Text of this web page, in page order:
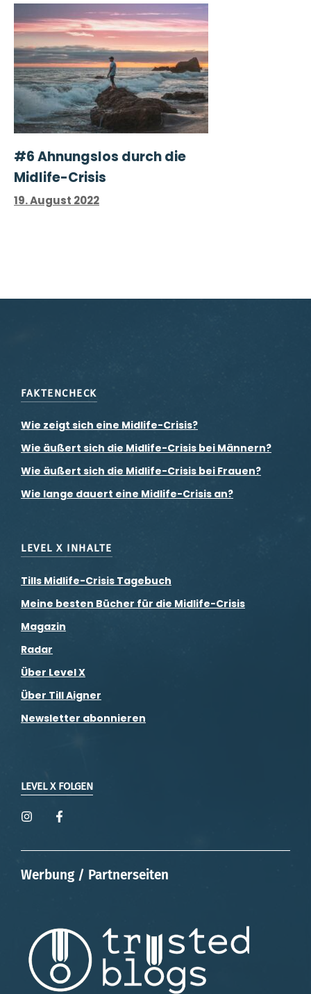
#6 Ahnungslos durch die
Midlife-Crisis
19. August 2022
FAKTENCHECK
Wie zeigt sich eine Midlife-Crisis?
Wie äußert sich die Midlife-Crisis bei Männern?
Wie äußert sich die Midlife-Crisis bei Frauen?
Wie lange dauert eine Midlife-Crisis an?
LEVEL X INHALTE
Tills Midlife-Crisis Tagebuch
Meine besten Bücher für die Midlife-Crisis
Magazin
Radar
Über Level X
Über Till Aigner
Newsletter abonnieren
LEVEL X FOLGEN
Werbung / Partnerseiten